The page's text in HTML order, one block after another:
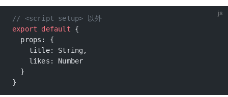
js
// <script setup> 以外
export default {
  props: {
    title: String,
    likes: Number
  }
}